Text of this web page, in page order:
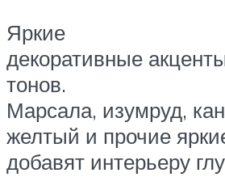
Яркие
декоративные
тонов.
Марсала, изумруд,
желтый и прочие
добавят интерьеру